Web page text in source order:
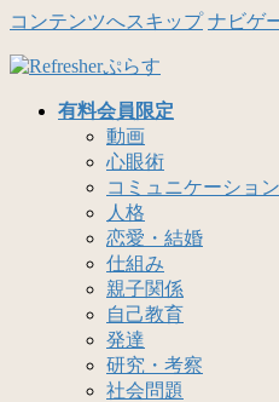
コンテンツへスキップ ナビゲ
有料会員限定
動画
心眼術
コミュニケーション
人格
恋愛・結婚
仕組み
親子関係
自己教育
発達
研究・考察
社会問題